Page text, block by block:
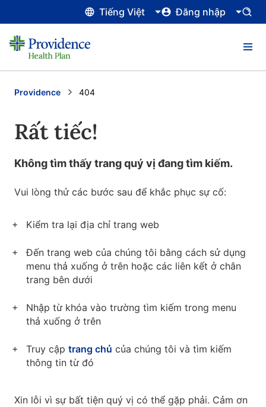
Tiếng Việt Đăng nhập
Providence Current:
404
Rất tiếc!
Không tìm thấy trang quý vị đang tìm kiếm.
Vui lòng thử các bước sau để khắc phục sự cố:
Kiểm tra lại địa chỉ trang web
Đến trang web của chúng tôi bằng cách sử dụng
menu thả xuống ở trên hoặc các liên kết ở chân
trang bên dưới
Nhập từ khóa vào trường tìm kiếm trong menu
thả xuống ở trên
Truy cập trang chủ của chúng tôi và tìm kiếm
thông tin từ đó
Xin lỗi vì sự bất tiện quý vị có thể gặp phải. Cảm ơn